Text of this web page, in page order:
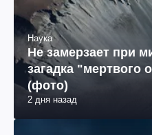
Наука
Не замерзает при
загадка "мертвого
(фото)
2 дня назад